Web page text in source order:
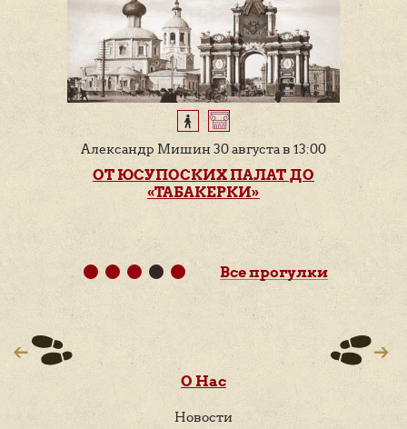
Александр Мишин 30 августа в 13:00
ОТ ЮСУПОСКИХ ПАЛАТ ДО
«ТАБАКЕРКИ»
Все прогулки
О Нас
Новости